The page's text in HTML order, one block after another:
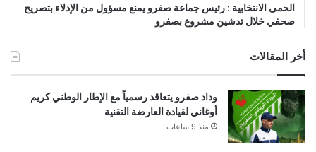
الحمى الانتخابية : رئيس جماعة صفرو يمنع مسؤول من الإدلاء بتصريح
صحفي خلال تدشين مشروع بصفرو
أخر المقالات
وداد صفرو يتعاقد رسمياً مع الإطار الوطني كريم
أوغاني لقيادة العارضة التقنية
منذ 9 ساعات